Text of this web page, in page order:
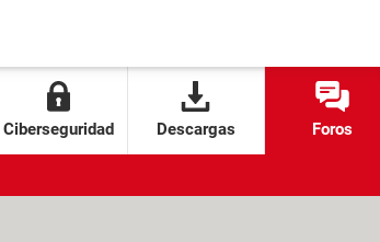
Ciberseguridad Descargas Foros